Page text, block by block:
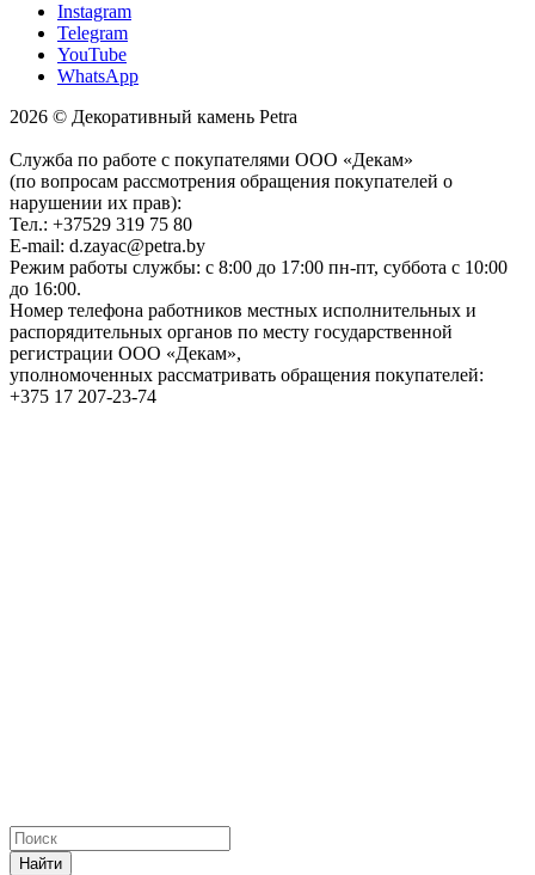
Instagram
Telegram
YouTube
WhatsApp
2026 © Декоративный камень Petra
Служба по работе с покупателями ООО «Декам»
(по вопросам рассмотрения обращения покупателей о
нарушении их прав):
Тел.: +37529 319 75 80
E-mail: d.zayac@petra.by
Режим работы службы: с 8:00 до 17:00 пн-пт, суббота с 10:00
до 16:00.
Номер телефона работников местных исполнительных и
распорядительных органов по месту государственной
регистрации ООО «Декам»,
уполномоченных рассматривать обращения покупателей:
+375 17 207-23-74
Найти